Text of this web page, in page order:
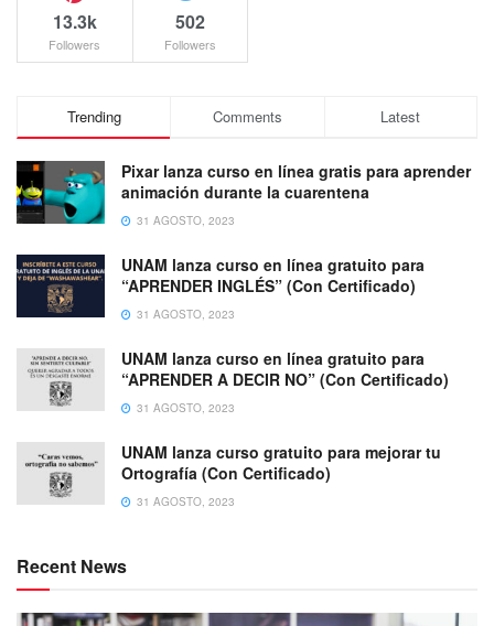
13.3k
Followers
502
Followers
Trending Comments Latest
Pixar lanza curso en línea gratis para aprender
animación durante la cuarentena
31 AGOSTO, 2023
UNAM lanza curso en línea gratuito para
“APRENDER INGLÉS” (Con Certificado)
31 AGOSTO, 2023
UNAM lanza curso en línea gratuito para
“APRENDER A DECIR NO” (Con Certificado)
31 AGOSTO, 2023
UNAM lanza curso gratuito para mejorar tu
Ortografía (Con Certificado)
31 AGOSTO, 2023
Recent News